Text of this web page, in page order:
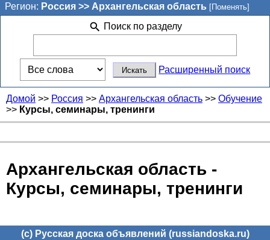
Регион: Россия >> Архангельская область [Поменять]
Поиск по разделу
Расширенный поиск
Домой >> Россия >> Архангельская область >> Обучение
>> Курсы, семинары, тренинги
Архангельская область -
Курсы, семинары, тренинги
(c) Русская доска объявлений (russiandoska.ru)